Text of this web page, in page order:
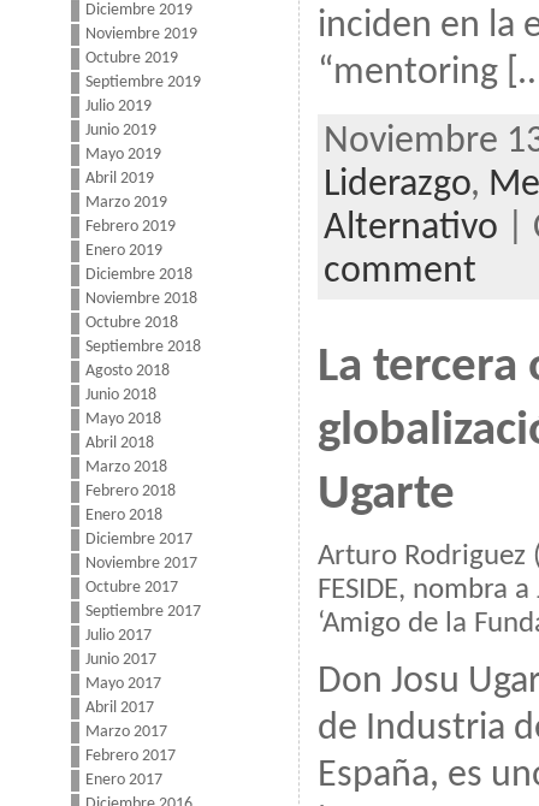
Diciembre 2019
Noviembre 2019
Octubre 2019
Septiembre 2019
Julio 2019
Junio 2019
Mayo 2019
Abril 2019
Marzo 2019
Febrero 2019
Enero 2019
Diciembre 2018
Noviembre 2018
Octubre 2018
Septiembre 2018
Agosto 2018
Junio 2018
Mayo 2018
Abril 2018
Marzo 2018
Febrero 2018
Enero 2018
Diciembre 2017
Noviembre 2017
Octubre 2017
Septiembre 2017
Julio 2017
Junio 2017
Mayo 2017
Abril 2017
Marzo 2017
Febrero 2017
Enero 2017
inciden en la
“mentoring
Noviembre
Liderazgo,
Alternativo |
comment
La tercera
Ugarte
Arturo Rodriguez
FESIDE, nombra
‘Amigo de la
Don Josu
de Industria
España, es